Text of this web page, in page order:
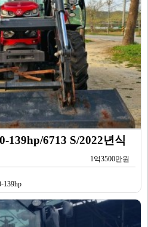
139hp/6713 S/2022년식
1억3500만원
139hp